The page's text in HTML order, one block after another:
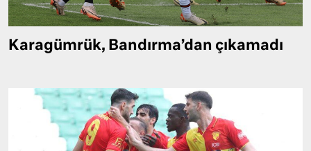
Karagümrük, Bandırma’dan çıkamadı